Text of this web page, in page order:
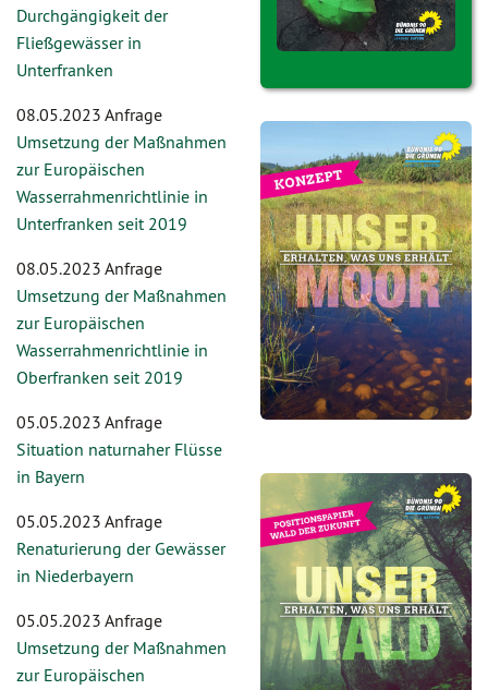
Durchgängigkeit der
Fließgewässer in
Unterfranken
08.05.2023 Anfrage
Umsetzung der Maßnahmen
zur Europäischen
Wasserrahmenrichtlinie in
Unterfranken seit 2019
08.05.2023 Anfrage
Umsetzung der Maßnahmen
zur Europäischen
Wasserrahmenrichtlinie in
Oberfranken seit 2019
05.05.2023 Anfrage
Situation naturnaher Flüsse
in Bayern
05.05.2023 Anfrage
Renaturierung der Gewässer
in Niederbayern
05.05.2023 Anfrage
Umsetzung der Maßnahmen
zur Europäischen